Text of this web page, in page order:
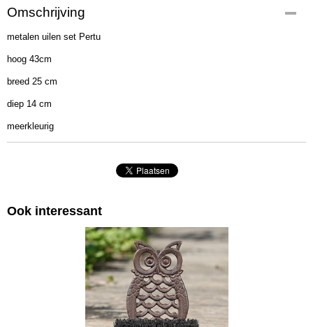
Productcode
2014702
EAN code
Afmetingen (l,b,h)
25 x 14 x 43 cm
Omschrijving
metalen uilen set Pertu
hoog 43cm
breed 25 cm
diep 14 cm
meerkleurig
Ook interessant